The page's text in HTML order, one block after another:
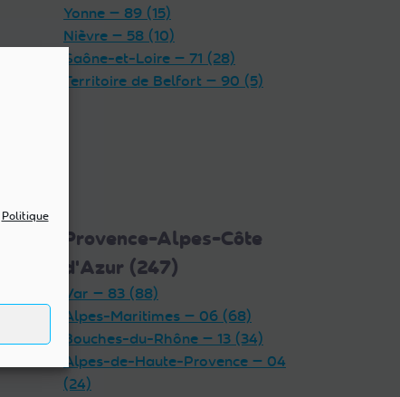
Politique
Yonne — 89 (15)
Nièvre — 58 (10)
Saône-et-Loire — 71 (28)
Territoire de Belfort — 90 (5)
Provence-Alpes-Côte
d'Azur (247)
Var — 83 (88)
Alpes-Maritimes — 06 (68)
Bouches-du-Rhône — 13 (34)
Alpes-de-Haute-Provence — 04
(24)